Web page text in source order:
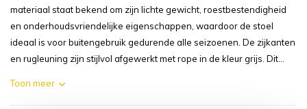
materiaal staat bekend om zijn lichte gewicht, roestbestendigheid
en onderhoudsvriendelijke eigenschappen, waardoor de stoel
ideaal is voor buitengebruik gedurende alle seizoenen. De zijkanten
en rugleuning zijn stijlvol afgewerkt met rope in de kleur grijs. Dit...
Toon meer